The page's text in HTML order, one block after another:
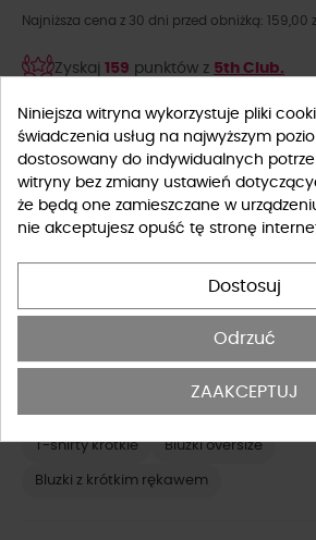
Najniższa cena z 30 dni przed obniżką: 159,00
Zyskaj 159 punktów z 5th Club.
Rozmiar
S
Tabela rozmiarów
- +
T-shirty krótkie Bluzki oversize
Bluzki z krótkim rękawem
Niniejsza witryna wykorzystuje pliki
świadczenia usług na najwyższym
dostosowany do indywidualnych
witryny bez zmiany ustawień
że będą one zamieszczane w
nie akceptujesz opuść tę stronę
Dostosuj
Odrzuć
ZAAKCEPTUJ